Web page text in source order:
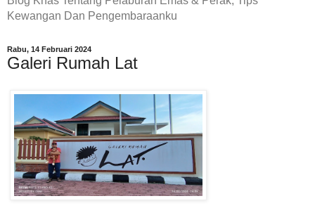
Kewangan Dan Pengembaraanku
Rabu, 14 Februari 2024
Galeri Rumah Lat